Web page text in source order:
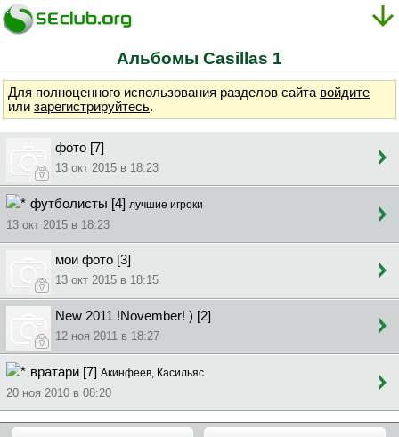
Альбомы Casillas 1
Для полноценного использования разделов сайта войдите
или зарегистрируйтесь.
фото [7]
13 окт 2015 в 18:23
футболисты [4] лучшие игроки
13 окт 2015 в 18:23
мои фото [3]
13 окт 2015 в 18:15
New 2011 !November! ) [2]
12 ноя 2011 в 18:27
вратари [7] Акинфеев, Касильяс
20 ноя 2010 в 08:20